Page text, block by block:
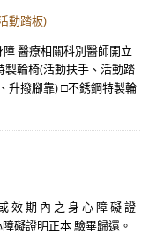
動踏板)
醫療相關科別醫師開立
輪椅(活動扶手、活動踏
升撥腳靠) □不銹鋼特製輪
效 期 內 之 身 心 障 礙 證
礙證明正本 驗畢歸還。